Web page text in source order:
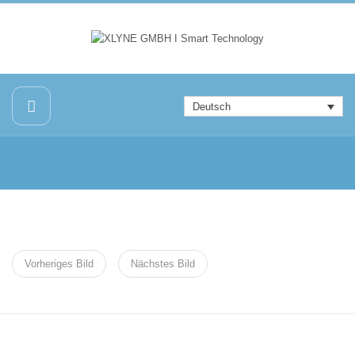
Deutsch
Vorheriges Bild Nächstes Bild